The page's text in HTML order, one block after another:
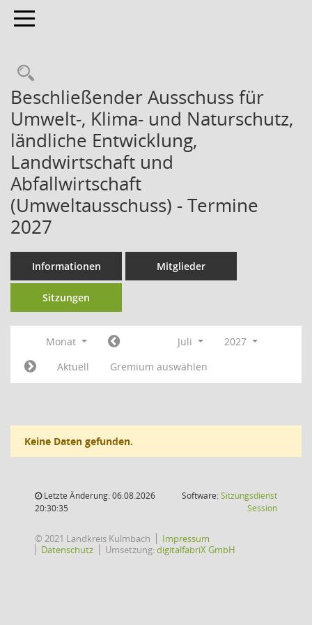
Toggle navigation
Beschließender Ausschuss für
Umwelt-, Klima- und Naturschutz,
ländliche Entwicklung,
Landwirtschaft und
Abfallwirtschaft
(Umweltausschuss) - Termine
2027
Informationen Mitglieder
Sitzungen
Monat Juli
2027
Aktuell
Gremium auswählen
Keine Daten gefunden.
Letzte Änderung: 06.08.2026
20:30:35
Software:Sitzungsdienst
Session(Wird in
© 2021 Landkreis Kulmbach
Impressum
Datenschutz
Umsetzung:digitalfabriX GmbH